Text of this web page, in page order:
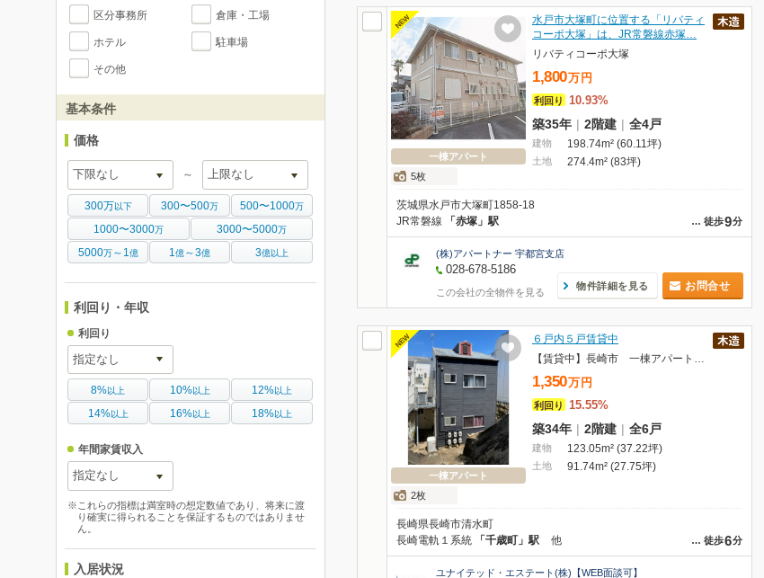
区分事務所 倉庫・工場
ホテル 駐車場
その他
基本条件
価格
～
300万 以下 300〜500万 500〜1000万
1000〜3000万 3000〜5000万
5000万～1 億 1億～3億 3億以上
利回り・年収
利回り
8%以上 10%以上 12%以上
14%以上 16%以上 18%以上
年間家賃収入
※これらの指標は満室時の想定数値であり、将来に渡
り確実に得られることを保証するものではありませ
ん。
入居状況
NEW
一棟アパート
5枚
水戸市大塚町に位置する「リバティ
コーポ大塚」は、JR常磐線赤塚…
リバティコーポ大塚
1,800万 円
利回り 10.93%
築35年 | 2階建 | 全4戸
建物 198.74m² (60.11坪)
土地 274.4m² (83坪)
茨城県水戸市大塚町1858-18
… 徒歩9分
JR常磐線 「赤塚」駅
(株)アパートナー 宇都宮支店
028-678-5186
この会社の全物件を見る
物件詳細を見る お問合せ
NEW
一棟アパート
2枚
６戸内５戸賃貸中
【賃貸中】長崎市 一棟アパート 満室想定利回り15.55%
1,350万 円
利回り 15.55%
築34年 | 2階建 | 全6戸
建物 123.05m² (37.22坪)
土地 91.74m² (27.75坪)
長崎県長崎市清水町
… 徒歩6分
長崎電軌１系統 「千歳町」駅 他
ユナイテッド・エステート(株)【WEB面談可】